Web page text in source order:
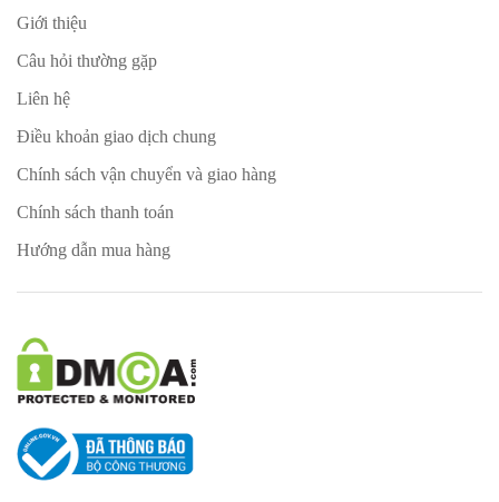
Giới thiệu
Câu hỏi thường gặp
Liên hệ
Điều khoản giao dịch chung
Chính sách vận chuyển và giao hàng
Chính sách thanh toán
Hướng dẫn mua hàng